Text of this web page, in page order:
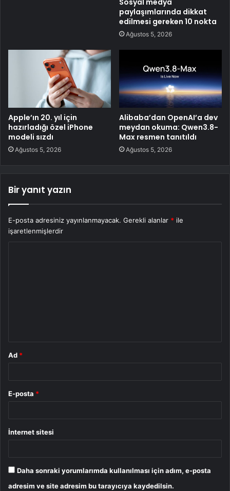
Sosyal medya
paylaşımlarında dikkat
edilmesi gereken 10 nokta
Ağustos 5, 2026
Apple’ın 20. yıl için
hazırladığı özel iPhone
modeli sızdı
Ağustos 5, 2026
Alibaba’dan OpenAI’a dev
meydan okuma: Qwen3.8-
Max resmen tanıtıldı
Ağustos 5, 2026
Bir yanıt yazın
E-posta adresiniz yayınlanmayacak. Gerekli alanlar * ile
işaretlenmişlerdir
Ad *
E-posta *
İnternet sitesi
Daha sonraki yorumlarımda kullanılması için adım, e-posta
adresim ve site adresim bu tarayıcıya kaydedilsin.